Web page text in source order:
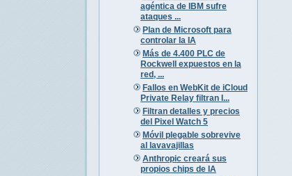
agéntica de IBM sufre
ataques ...
Plan de Microsoft para
controlar la IA
Más de 4.400 PLC de
Rockwell expuestos en la
red, ...
Fallos en WebKit de iCloud
Private Relay filtran I...
Filtran detalles y precios
del Pixel Watch 5
Móvil plegable sobrevive
al lavavajillas
Anthropic creará sus
propios chips de IA